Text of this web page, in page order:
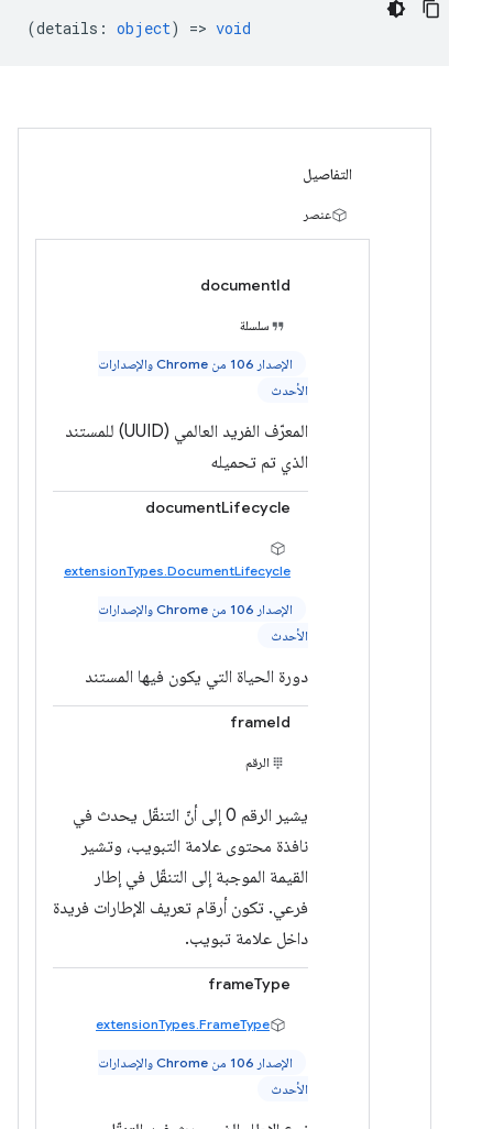
(details : object) => void
التفاصيل
عنصر
documentId
سلسلة
الإصدار 106 من Chrome والإصدارات
الأحدث
المعرّف الفريد العالمي (UUID) للمستند
الذي تم تحميله
documentLifecycle
extensionTypes.DocumentLifecycle
الإصدار 106 من Chrome والإصدارات
الأحدث
دورة الحياة التي يكون فيها المستند
frameId
الرقم
يشير الرقم 0 إلى أنّ التنقّل يحدث في
نافذة محتوى علامة التبويب، وتشير
القيمة الموجبة إلى التنقّل في إطار
فرعي. تكون أرقام تعريف الإطارات فريدة
داخل علامة تبويب.
frameType
extensionTypes.FrameType
الإصدار 106 من Chrome والإصدارات
الأحدث